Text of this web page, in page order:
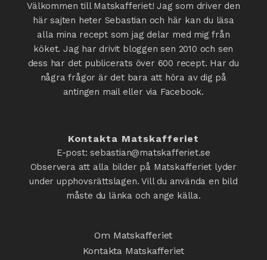
Välkommen till Matskafferiet! Jag som driver den
här sajten heter Sebastian och här kan du läsa
alla mina recept som jag delar med mig från
köket. Jag har drivit bloggen sen 2010 och sen
dess har det publicerats över 600 recept. Har du
några frågor är det bara att höra av dig på
antingen mail eller via Facebook.
Kontakta Matskafferiet
E-post: sebastian@matskafferiet.se
Observera att alla bilder på Matskafferiet lyder
under upphovsrättslagen. Vill du använda en bild
måste du länka och ange källa.
Om Matskafferiet
Kontakta Matskafferiet